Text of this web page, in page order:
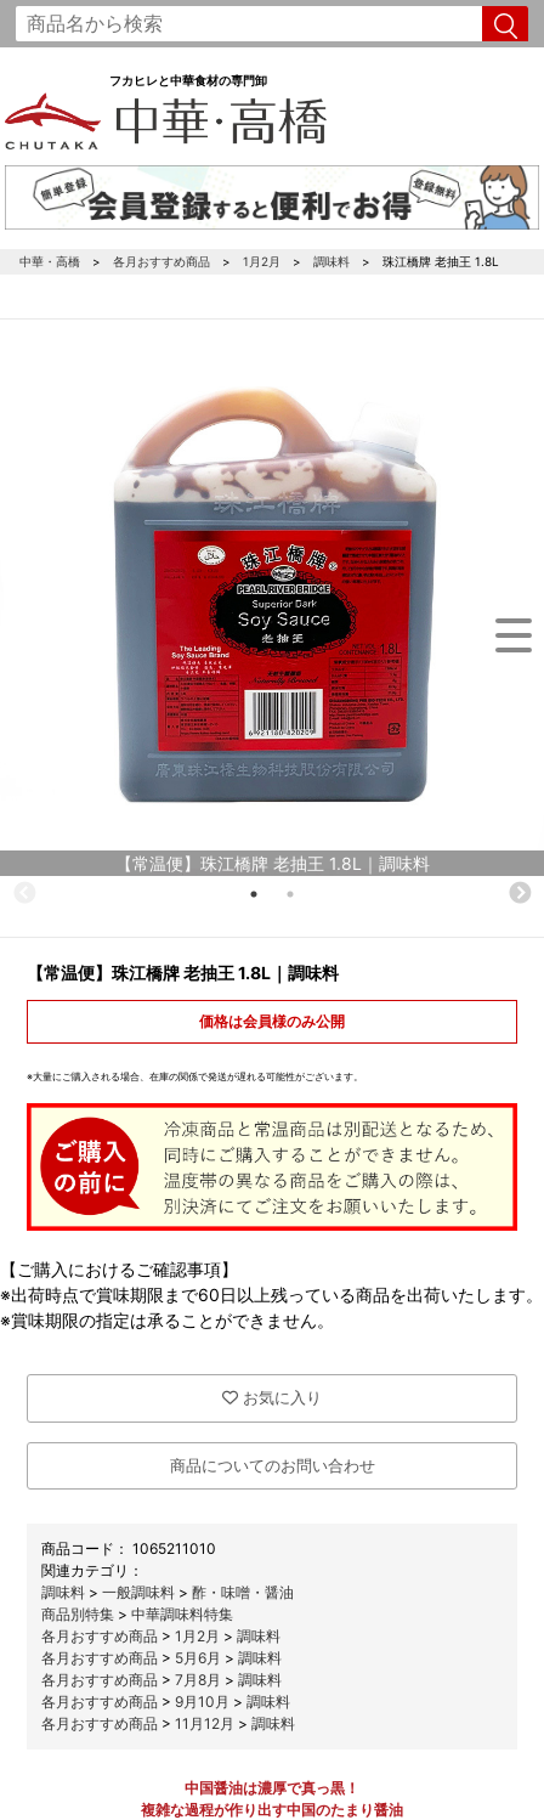
フカヒレと中華食材の専門卸
中華・高橋 各月おすすめ商品 1月2月 調味料 珠江橋牌 老抽王 1.8L
【常温便】珠江橋牌 老抽王 1.8L｜調味料
【常温便】珠江橋牌 老抽王 1.8L｜調味料
価格は会員様のみ公開
※大量にご購入される場合、在庫の関係で発送が遅れる可能性がございます。
【ご購入におけるご確認事項】
※出荷時点で賞味期限まで60日以上残っている商品を出荷いたします。
※賞味期限の指定は承ることができません。
お気に入り
商品についてのお問い合わせ
商品コード： 1065211010
関連カテゴリ：
調味料 >一般調味料 >酢・味噌・醤油
商品別特集 >中華調味料特集
各月おすすめ商品 >1月2月 >調味料
各月おすすめ商品 > 5月6月 >調味料
各月おすすめ商品 >7月8月 >調味料
各月おすすめ商品 >9月10月 >調味料
各月おすすめ商品 >11月12月 >調味料
中国醤油は濃厚で真っ黒！
複雑な過程が作り出す中国のたまり醤油